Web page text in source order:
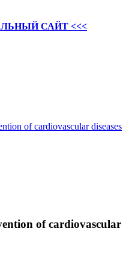
САЙТ <<<
of cardiovascular diseases
of cardiovascular